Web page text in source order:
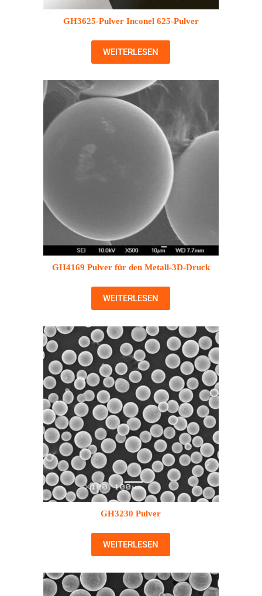
GH3625-Pulver Inconel 625-Pulver
WEITERLESEN
GH4169 Pulver für den Metall-3D-Druck
WEITERLESEN
GH3230 Pulver
WEITERLESEN